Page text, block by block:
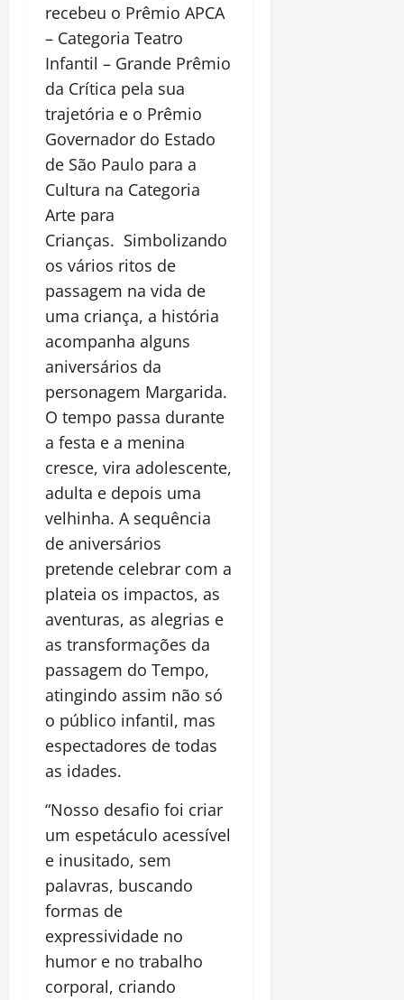
recebeu o Prêmio APCA
– Categoria Teatro
Infantil – Grande Prêmio
da Crítica pela sua
trajetória e o Prêmio
Governador do Estado
de São Paulo para a
Cultura na Categoria
Arte para
Crianças. Simbolizando
os vários ritos de
passagem na vida de
uma criança, a história
acompanha alguns
aniversários da
personagem Margarida.
O tempo passa durante
a festa e a menina
cresce, vira adolescente,
adulta e depois uma
velhinha. A sequência
de aniversários
pretende celebrar com a
plateia os impactos, as
aventuras, as alegrias e
as transformações da
passagem do Tempo,
atingindo assim não só
o público infantil, mas
espectadores de todas
as idades.
“Nosso desafio foi criar
um espetáculo acessível
e inusitado, sem
palavras, buscando
formas de
expressividade no
humor e no trabalho
corporal, criando